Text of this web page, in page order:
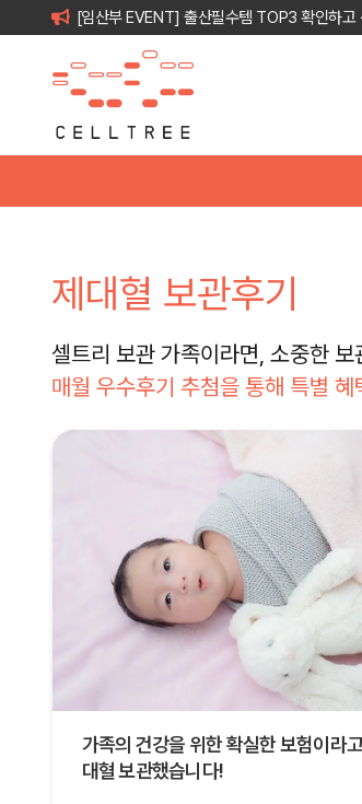
[임산부 EVENT] 출산필수템 TOP3 확인하고
제대혈 보관후기
셀트리 보관 가족이라면, 소중한
매월 우수후기 추첨을 통해 특별 혜
가족의 건강을 위한 확실한 보험이라
대혈 보관했습니다!